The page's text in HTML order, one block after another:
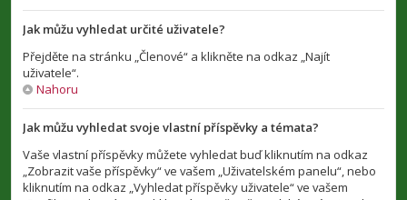
Jak můžu vyhledat určité uživatele?
Přejděte na stránku „Členové“ a klikněte na odkaz „Najít
uživatele“.
Nahoru
Jak můžu vyhledat svoje vlastní příspěvky a témata?
Vaše vlastní příspěvky můžete vyhledat buď kliknutím na odkaz
„Zobrazit vaše příspěvky“ ve vašem „Uživatelském panelu“, nebo
kliknutím na odkaz „Vyhledat příspěvky uživatele“ ve vašem